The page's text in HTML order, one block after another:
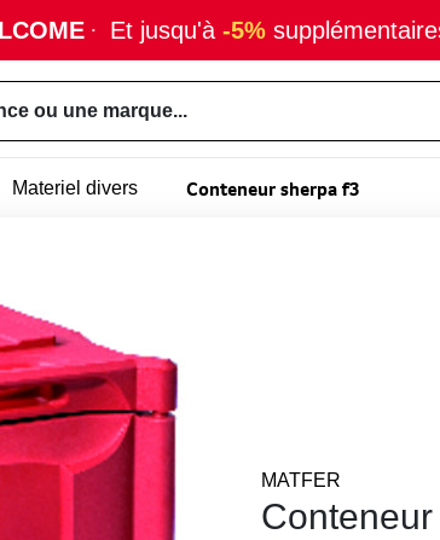
· Et jusqu'à -5%
ou une marque...
Materiel divers Conteneur sherpa f3
MATFER